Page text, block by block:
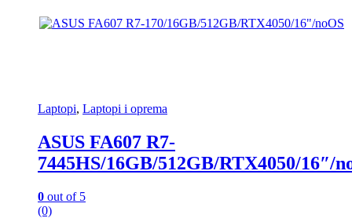
Laptopi, Laptopi i oprema
ASUS FA607 R7-
7445HS/16GB/512GB/RTX4050/16″/
0 out of 5
(0)